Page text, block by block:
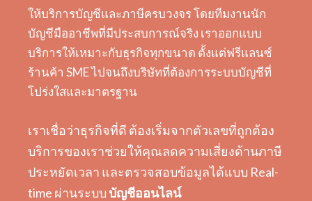
ให้บริการบัญชีและภาษีครบวงจร โดยทีมงานนัก
บัญชีมืออาชีพที่มีประสบการณ์จริง เราออกแบบ
บริการให้เหมาะกับธุรกิจทุกขนาด ตั้งแต่ฟรีแลนซ์
ร้านค้า SME ไปจนถึงบริษัทที่ต้องการระบบบัญชีที่
โปร่งใสและมาตรฐาน
เราเชื่อว่าธุรกิจที่ดี ต้องเริ่มจากตัวเลขที่ถูกต้อง
บริการของเราช่วยให้คุณลดความเสี่ยงด้านภาษี
ประหยัดเวลา และตรวจสอบข้อมูลได้แบบ Real-
time ผ่านระบบบัญชีออนไลน์